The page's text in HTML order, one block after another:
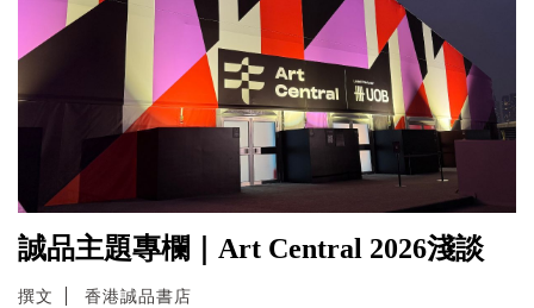
誠品主題專欄｜Art Central 2026淺談
撰文 香港誠品書店